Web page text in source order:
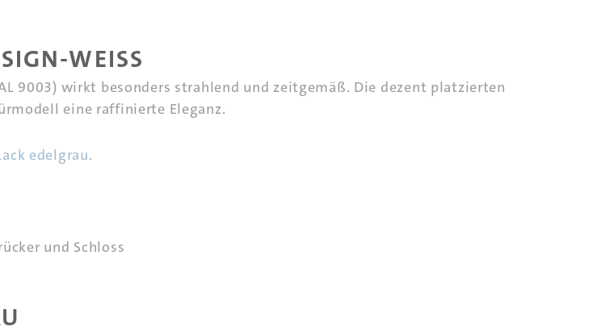
WEISS
9003) wirkt besonders strahlend und zeitgemäß. Die dezent platzierten
eine raffinierte Eleganz.
edelgrau.
und Schloss